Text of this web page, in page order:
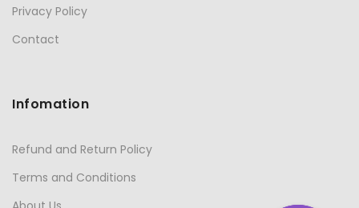
Privacy Policy
Contact
Infomation
Refund and Return Policy
Terms and Conditions